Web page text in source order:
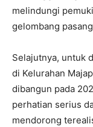
melindungi
gelombang
Selajutnya, untuk
di Kelurahan
dibangun pada
perhatian serius
mendorong